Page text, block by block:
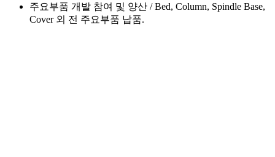
주요부품 개발 참여 및 양산 / Bed, Column, Spindle Base,
Cover 외 전 주요부품 납품.